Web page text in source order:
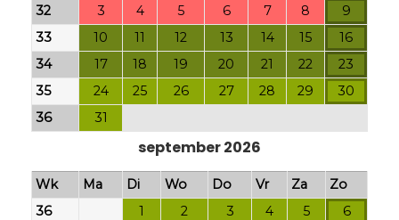
32
3 4 5 6 7 8
9
33
10 11 12 13 14 15
16
34
17 18 19 20 21 22
23
35
24 25 26 27 28 29
30
36
31
september 2026
Wk Ma Di Wo Do Vr Za
Zo
36
1 2 3 4 5
6